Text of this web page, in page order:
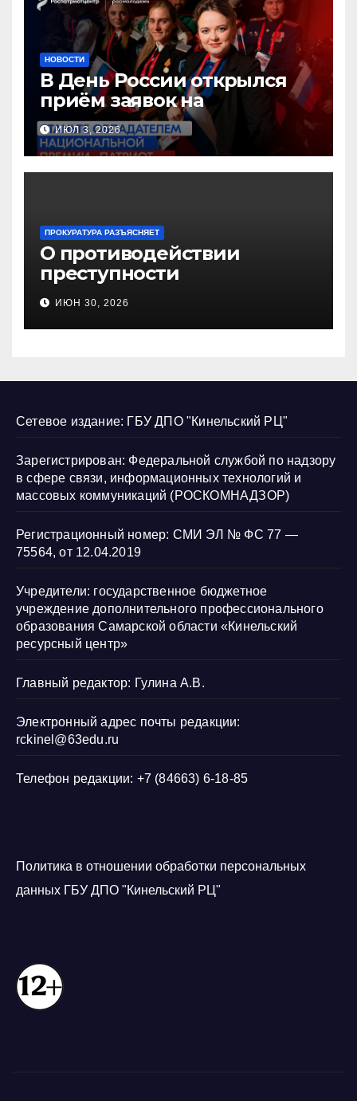
НОВОСТИ
В День России открылся
приём заявок на
Национальную премию
«Патриот»
ИЮЛ 3, 2026
ПРОКУРАТУРА РАЗЪЯСНЯЕТ
О противодействии
преступности
несовершеннолетних и
нарушению их прав
ИЮН 30, 2026
Сетевое издание: ГБУ ДПО "Кинельский РЦ"
Зарегистрирован: Федеральной службой по надзору
в сфере связи, информационных технологий и
массовых коммуникаций (РОСКОМНАДЗОР)
Регистрационный номер: СМИ ЭЛ № ФС 77 —
75564, от 12.04.2019
Учредители: государственное бюджетное
учреждение дополнительного профессионального
образования Самарской области «Кинельский
ресурсный центр»
Главный редактор: Гулина А.В.
Электронный адрес почты редакции:
rckinel@63edu.ru
Телефон редакции: +7 (84663) 6-18-85
Политика в отношении обработки персональных
данных ГБУ ДПО "Кинельский РЦ"